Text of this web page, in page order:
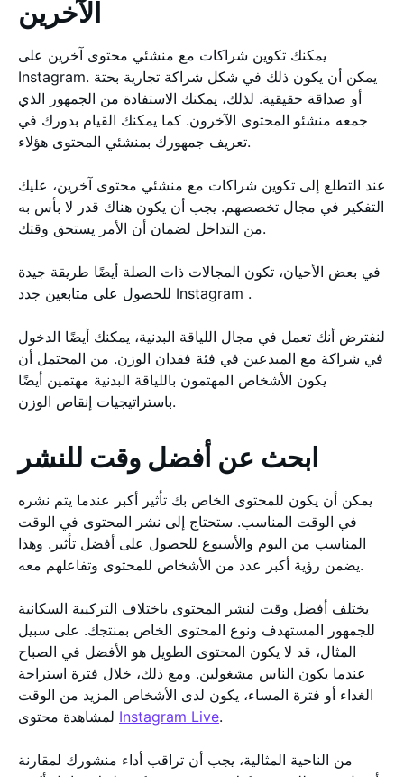
الآخرين
يمكنك تكوين شراكات مع منشئي محتوى آخرين على
Instagram. يمكن أن يكون ذلك في شكل شراكة تجارية بحتة
أو صداقة حقيقية. لذلك، يمكنك الاستفادة من الجمهور الذي
جمعه منشئو المحتوى الآخرون. كما يمكنك القيام بدورك في
تعريف جمهورك بمنشئي المحتوى هؤلاء.
عند التطلع إلى تكوين شراكات مع منشئي محتوى آخرين، عليك
التفكير في مجال تخصصهم. يجب أن يكون هناك قدر لا بأس به
من التداخل لضمان أن الأمر يستحق وقتك.
في بعض الأحيان، تكون المجالات ذات الصلة أيضًا طريقة جيدة
للحصول على متابعين جدد Instagram .
لنفترض أنك تعمل في مجال اللياقة البدنية، يمكنك أيضًا الدخول
في شراكة مع المبدعين في فئة فقدان الوزن. من المحتمل أن
يكون الأشخاص المهتمون باللياقة البدنية مهتمين أيضًا
باستراتيجيات إنقاص الوزن.
ابحث عن أفضل وقت للنشر
يمكن أن يكون للمحتوى الخاص بك تأثير أكبر عندما يتم نشره
في الوقت المناسب. ستحتاج إلى نشر المحتوى في الوقت
المناسب من اليوم والأسبوع للحصول على أفضل تأثير. وهذا
يضمن رؤية أكبر عدد من الأشخاص للمحتوى وتفاعلهم معه.
يختلف أفضل وقت لنشر المحتوى باختلاف التركيبة السكانية
للجمهور المستهدف ونوع المحتوى الخاص بمنتجك. على سبيل
المثال، قد لا يكون المحتوى الطويل هو الأفضل في الصباح
عندما يكون الناس مشغولين. ومع ذلك، خلال فترة استراحة
الغداء أو فترة المساء، يكون لدى الأشخاص المزيد من الوقت
Instagram Live.
من الناحية المثالية، يجب أن تراقب أداء منشورك لمقارنة